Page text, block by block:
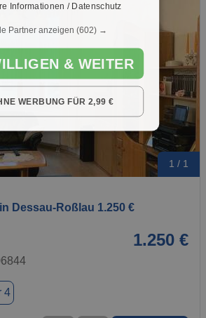
1 / 1
Dessau-Roßlau 1.250 €
1.250 €
4
Informationen / Datenschutz
Partner anzeigen (602) →
& WEITER
WERBUNG FÜR 2,99 €